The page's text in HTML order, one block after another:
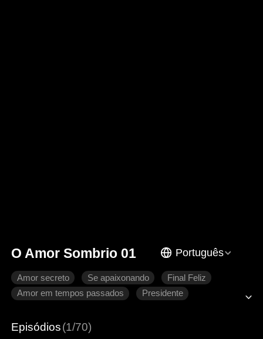
O Amor Sombrio 01 Português
Amor secreto Se apaixonando
Final Feliz
Amor em tempos passados
Presidente
Episódios(1/70)